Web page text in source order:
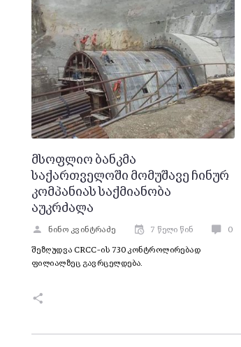
მსოფლიო ბანკმა
საქართველოში მომუშავე ჩინურ
კომპანიას საქმიანობა
აუკრძალა
ნინო კვინტრაძე 7 წელი წინ 0
შეზღუდვა CRCC–ის 730 კონტროლირებად
ფილიალზეც გავრცელდება.